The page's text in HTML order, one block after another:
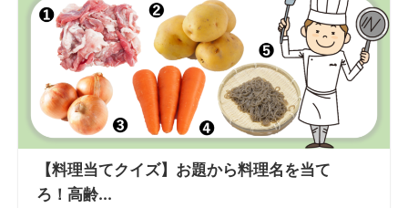
【料理当てクイズ】お題から料理名を当て
ろ！高齢...